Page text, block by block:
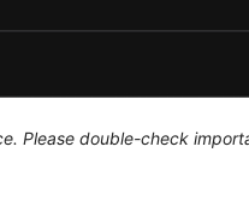
Please double-check